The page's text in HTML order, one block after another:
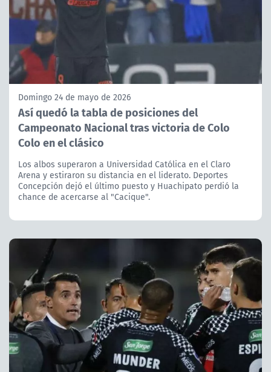
Domingo 24 de mayo de 2026
Así quedó la tabla de posiciones del
Campeonato Nacional tras victoria de Colo
Colo en el clásico
Los albos superaron a Universidad Católica en el Claro
Arena y estiraron su distancia en el liderato. Deportes
Concepción dejó el último puesto y Huachipato perdió la
chance de acercarse al "Cacique".